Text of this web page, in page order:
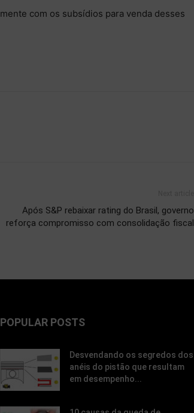
com os subsídios para venda desses
Após S&P rebaixar rating do Brasil, governo
reforça compromisso com consolidação fiscal
POPULAR POSTS
Desvendando os segredos dos
anéis do pistão que resultam
em desempenho...